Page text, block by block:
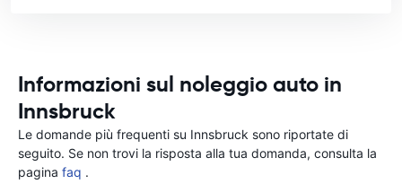
Informazioni sul noleggio auto in
Innsbruck
Le domande più frequenti su Innsbruck sono riportate di
seguito. Se non trovi la risposta alla tua domanda, consulta la
pagina faq .